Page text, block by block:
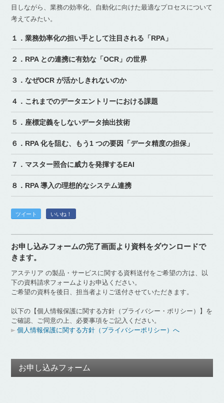
目しながら、業務の効率化、自動化に向けた最適なプロセスについて
考えてみたい。
１．業務効率化の担い手として注目される「RPA」
２．RPA との連携に有効な「OCR」の世界
３．なぜOCR が活かしきれないのか
４．これまでのデータエントリーにおける課題
５．座標定義をしないデータ抽出技術
６．RPA 化を阻む、もう1 つの要因「データ精度の担保」
７．マスター照合に威力を発揮するEAI
８．RPA 導入の理想的なシステム連携
ツイート いいね！
お申し込みフォームの完了画面より資料をダウンロードで
きます。
アステリア の製品・サービスに関する資料送付をご希望の方は、以
下の資料請求フォームよりお申込ください。
ご希望の資料を後日、担当者よりご送付させていただきます。
以下の【個人情報保護に関する方針（プライバシー・ポリシー）】を
ご確認、ご同意の上、必要事項をご記入ください。
個人情報保護に関する方針（プライバシーポリシー）へ
お申し込みフォーム